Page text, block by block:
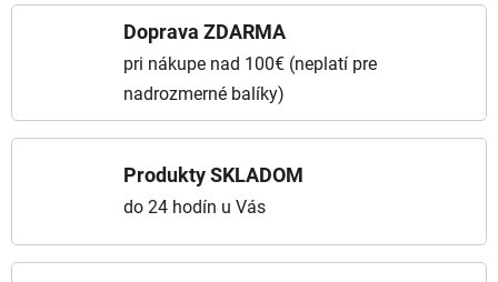
Doprava ZDARMA
pri nákupe nad 100€ (neplatí pre
nadrozmerné balíky)
Produkty SKLADOM
do 24 hodín u Vás